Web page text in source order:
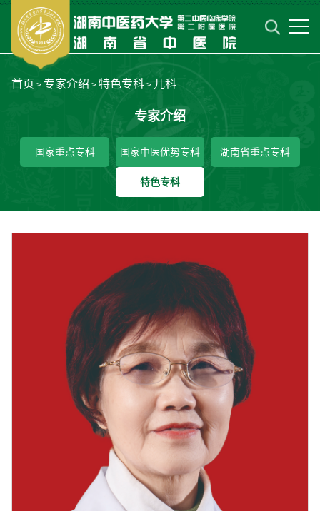
首页 > 专家介绍 > 特色专科> 儿科
专家介绍
国家重点专科 国家中医优势专科 湖南省重点专科
特色专科